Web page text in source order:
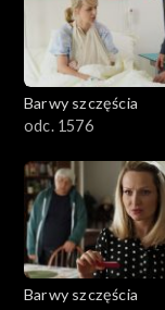
Barwy szczęścia
odc. 1576
Barwy szczęścia